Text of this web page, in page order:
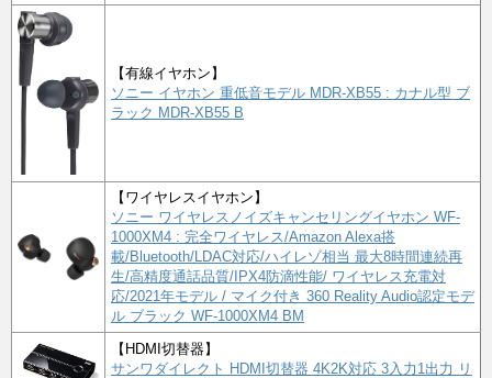
【有線イヤホン】
ソニー イヤホン 重低音モデル MDR-XB55 : カナル型 ブ
ラック MDR-XB55 B
【ワイヤレスイヤホン】
ソニー ワイヤレスノイズキャンセリングイヤホン WF-
1000XM4 : 完全ワイヤレス/Amazon Alexa搭
載/Bluetooth/LDAC対応/ハイレゾ相当 最大8時間連続再
生/高精度通話品質/IPX4防滴性能/ ワイヤレス充電対
応/2021年モデル / マイク付き 360 Reality Audio認定モデ
ル ブラック WF-1000XM4 BM
【HDMI切替器】
サンワダイレクト HDMI切替器 4K2K対応 3入力1出力 リ